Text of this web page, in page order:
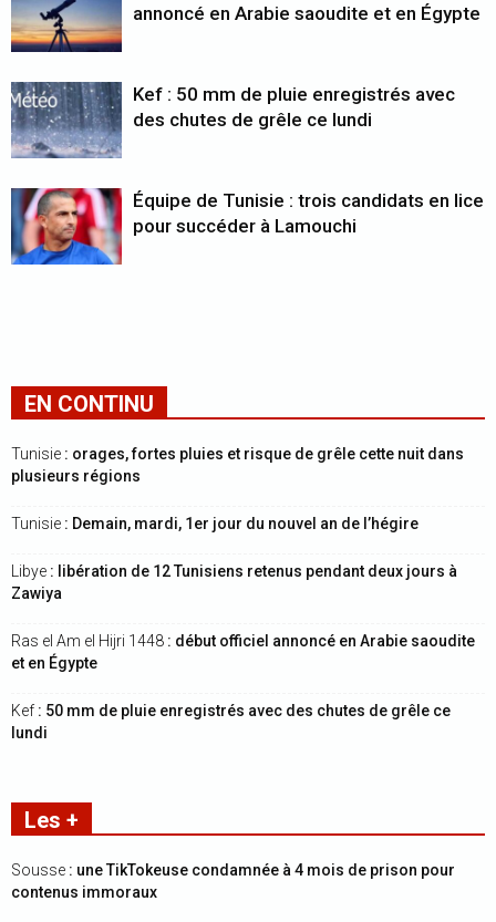
annoncé en Arabie saoudite et en Égypte
Kef : 50 mm de pluie enregistrés avec
des chutes de grêle ce lundi
Équipe de Tunisie : trois candidats en lice
pour succéder à Lamouchi
EN CONTINU
Tunisie : orages, fortes pluies et risque de grêle cette nuit dans
plusieurs régions
Tunisie : Demain, mardi, 1er jour du nouvel an de l’hégire
Libye : libération de 12 Tunisiens retenus pendant deux jours à
Zawiya
Ras el Am el Hijri 1448 : début officiel annoncé en Arabie saoudite
et en Égypte
Kef : 50 mm de pluie enregistrés avec des chutes de grêle ce
lundi
Les +
Sousse : une TikTokeuse condamnée à 4 mois de prison pour
contenus immoraux